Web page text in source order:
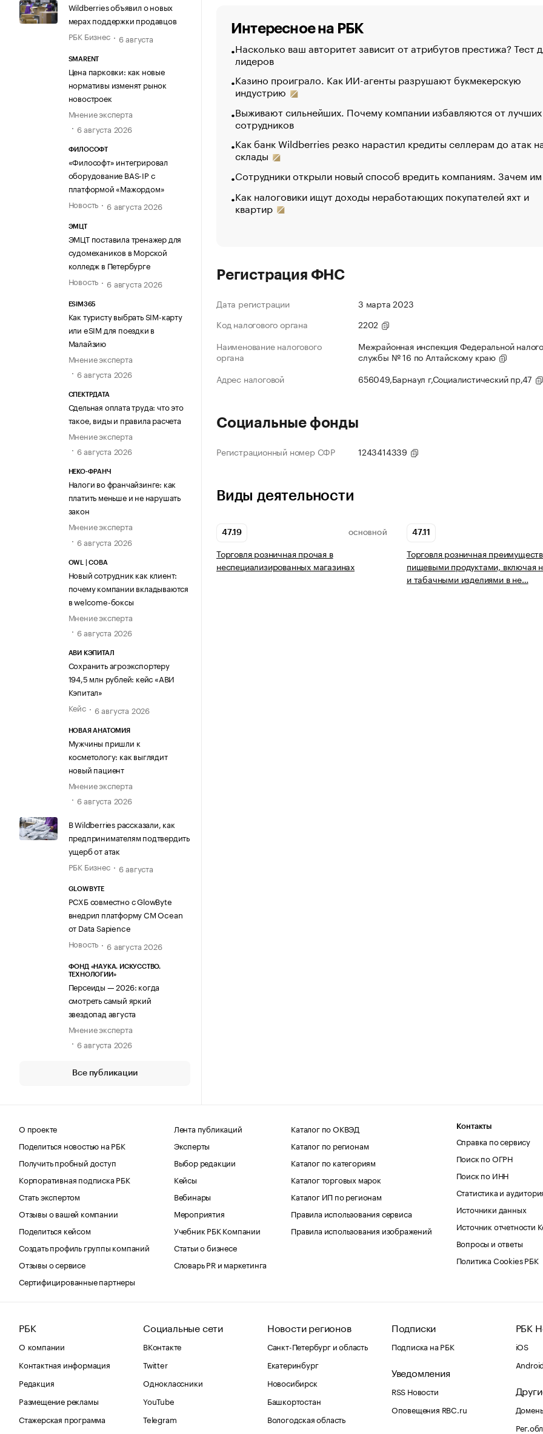
Wildberries объявил о новых
мерах поддержки продавцов
РБК Бизнес
6 августа
SMARENT
Цена парковки: как новые
нормативы изменят рынок
новостроек
Мнение эксперта
6 августа 2026
ФИЛОСОФТ
«Философт» интегрировал
оборудование BAS-IP с
платформой «Мажордом»
Новость
6 августа 2026
ЭМЦТ
ЭМЦТ поставила тренажер для
судомехаников в Морской
колледж в Петербурге
Новость
6 августа 2026
ESIM365
Как туристу выбрать SIM-карту
или eSIM для поездки в
Малайзию
Мнение эксперта
6 августа 2026
СПЕКТРДАТА
Сдельная оплата труда: что это
такое, виды и правила расчета
Мнение эксперта
6 августа 2026
НЕКО-ФРАНЧ
Налоги во франчайзинге: как
платить меньше и не нарушать
закон
Мнение эксперта
6 августа 2026
OWL | СОВА
Новый сотрудник как клиент:
почему компании вкладываются
в welcome-боксы
Мнение эксперта
6 августа 2026
АВИ КЭПИТАЛ
Сохранить агроэкспортеру
194,5 млн рублей: кейс «АВИ
Кэпитал»
Кейс
6 августа 2026
НОВАЯ АНАТОМИЯ
Мужчины пришли к
косметологу: как выглядит
новый пациент
Мнение эксперта
6 августа 2026
В Wildberries рассказали, как
предпринимателям подтвердить
ущерб от атак
РБК Бизнес
6 августа
GLOWBYTE
РСХБ совместно с GlowByte
внедрил платформу CM Ocean
от Data Sapience
Новость
6 августа 2026
ФОНД «НАУКА. ИСКУССТВО.
ТЕХНОЛОГИИ»
Персеиды — 2026: когда
смотреть самый яркий
звездопад августа
Мнение эксперта
6 августа 2026
Все публикации
Интересное на РБК
Насколько ваш авторитет зависит от атрибутов престижа? Тест
лидеров
Казино проиграло. Как ИИ-агенты разрушают букмекерскую
индустрию
Выживают сильнейших. Почему компании избавляются от лучших
сотрудников
Как банк Wildberries резко нарастил кредиты селлерам до атак
склады
Сотрудники открыли новый способ вредить компаниям. Зачем
Как налоговики ищут доходы неработающих покупателей яхт и
квартир
Регистрация ФНС
Дата регистрации
3 марта 2023
Код налогового органа
2202
Наименование налогового
органа
Межрайонная инспекция Федеральной
службы № 16 по Алтайскому краю
Адрес налоговой
656049,Барнаул г,Социалистический пр,47
Социальные фонды
Регистрационный номер СФР 1243414339
Виды деятельности
47.19 ОСНОВНОЙ
Торговля розничная прочая в
неспециализированных магазинах
47.11
Торговля розничная
пищевыми продуктами, включая
и табачными изделиями в не…
О проекте
Поделиться новостью на РБК
Получить пробный доступ
Корпоративная подписка РБК
Стать экспертом
Отзывы о вашей компании
Поделиться кейсом
Создать профиль группы компаний
Отзывы о сервисе
Сертифицированные партнеры
Лента публикаций
Эксперты
Выбор редакции
Кейсы
Вебинары
Мероприятия
Учебник РБК Компании
Статьи о бизнесе
Словарь PR и маркетинга
Каталог по ОКВЭД
Каталог по регионам
Каталог по категориям
Каталог торговых марок
Каталог ИП по регионам
Правила использования сервиса
Правила использования изображений
Контакты
Справка по сервису
Поиск по ОГРН
Поиск по ИНН
Статистика и
Источники данных
Источник отчетности
Вопросы и ответы
Политика Cookies РБК
РБК
О компании
Контактная информация
Редакция
Размещение рекламы
Стажерская программа
Социальные сети
ВКонтакте
Twitter
Одноклассники
YouTube
Telegram
Новости регионов
Санкт-Петербург и область
Екатеринбург
Новосибирск
Башкортостан
Вологодская область
Подписки
Подписка на РБК
Уведомления
RSS Новости
Оповещения RBC.ru
РБК
iOS